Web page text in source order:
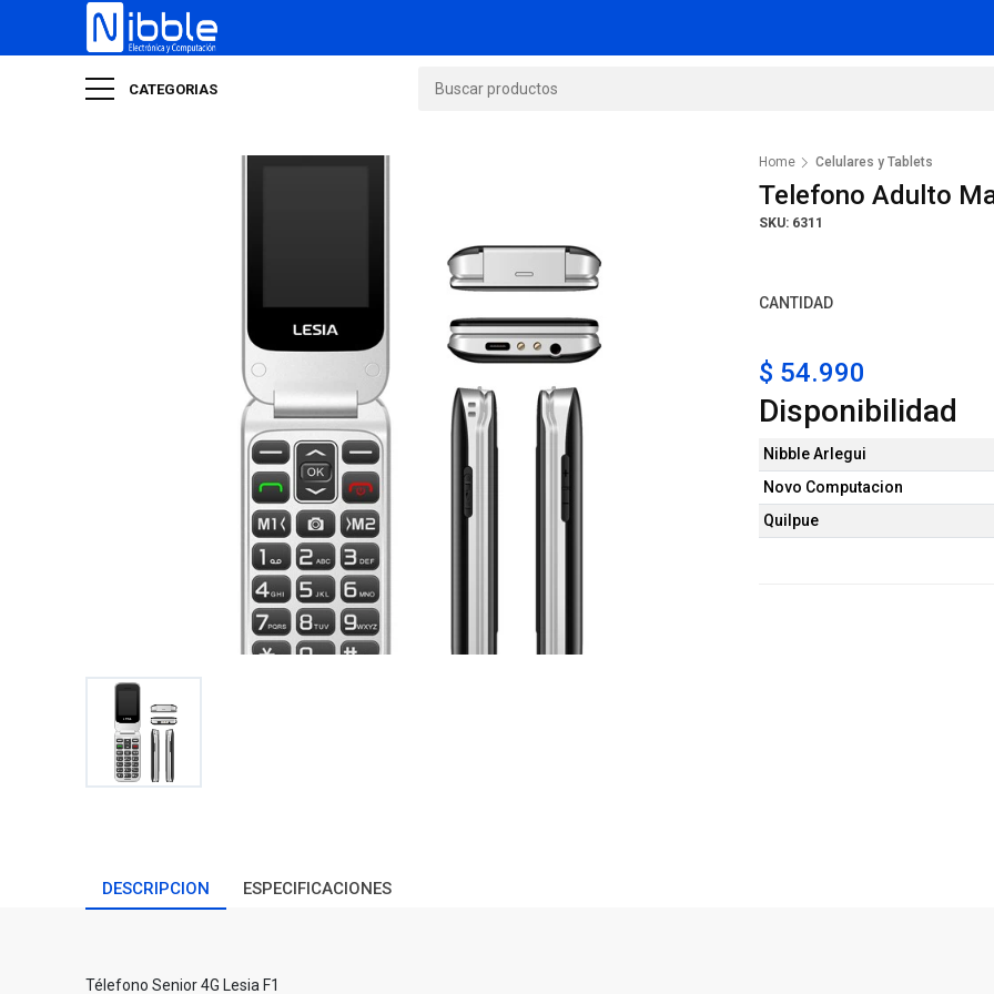
CATEGORIAS
Home Celulares y Tablets
Telefono Adulto
SKU: 6311
CANTIDAD
$ 54.990
Disponibilidad
Nibble Arlegui
Novo Computacion
Quilpue
DESCRIPCION ESPECIFICACIONES
Télefono Senior 4G Lesia F1